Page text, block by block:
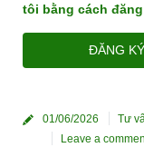
tôi bằng cách
ĐĂNG
01/06/2026 Tư
Leave a